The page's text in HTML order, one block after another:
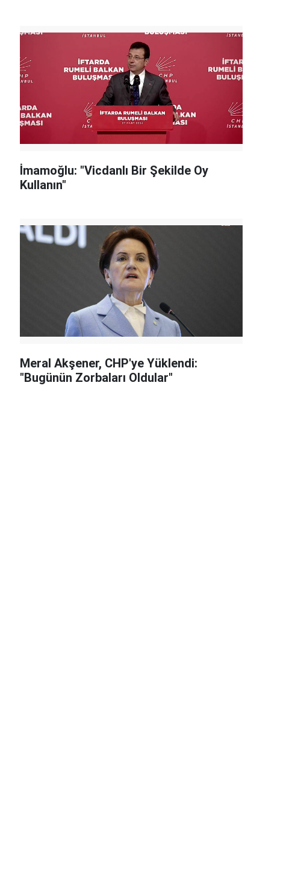
İmamoğlu: "Vicdanlı Bir Şekilde Oy
Kullanın"
Meral Akşener, CHP'ye Yüklendi:
"Bugünün Zorbaları Oldular"